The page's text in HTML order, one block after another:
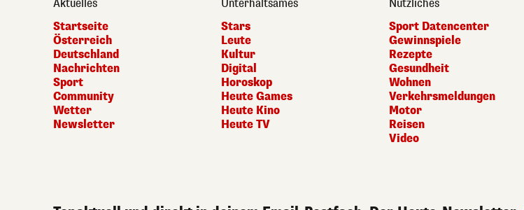
Aktuelles
Startseite
Österreich
Deutschland
Nachrichten
Sport
Community
Wetter
Newsletter
Unterhaltsames
Stars
Leute
Kultur
Digital
Horoskop
Heute Games
Heute Kino
Heute TV
Nützliches
Sport Datencenter
Gewinnspiele
Rezepte
Gesundheit
Wohnen
Verkehrsmeldungen
Motor
Reisen
Video